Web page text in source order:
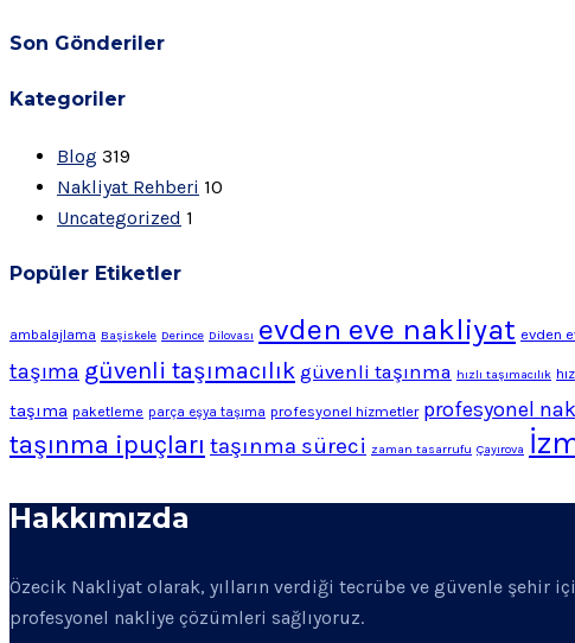
Son Gönderiler
Kategoriler
Blog 319
Nakliyat Rehberi 10
Uncategorized 1
Popüler Etiketler
ambalajlama Başiskele Derince Dilovası evden eve nakliyat evden
taşıma güvenli taşımacılık güvenli taşınma hızlı taşımacılık
taşıma paketleme parça eşya taşıma profesyonel hizmetler profesyonel
taşınma ipuçları taşınma süreci zaman tasarrufu Çayırova
Hakkımızda
Özecik Nakliyat olarak, yılların verdiği tecrübe ve güvenle şehir
profesyonel nakliye çözümleri sağlıyoruz.